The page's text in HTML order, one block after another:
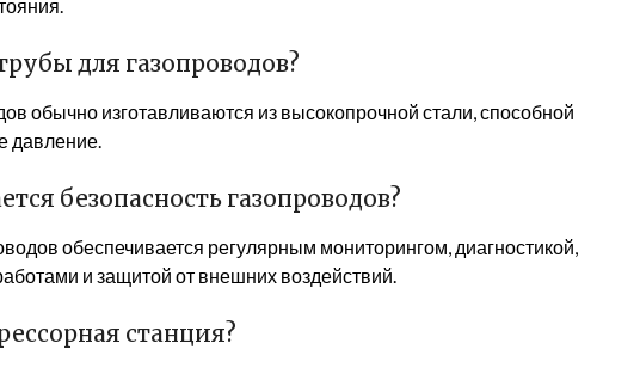
для газопроводов?
обычно изготавливаются из высокопрочной стали, способной
давление.
безопасность газопроводов?
обеспечивается регулярным мониторингом, диагностикой,
и защитой от внешних воздействий.
станция?